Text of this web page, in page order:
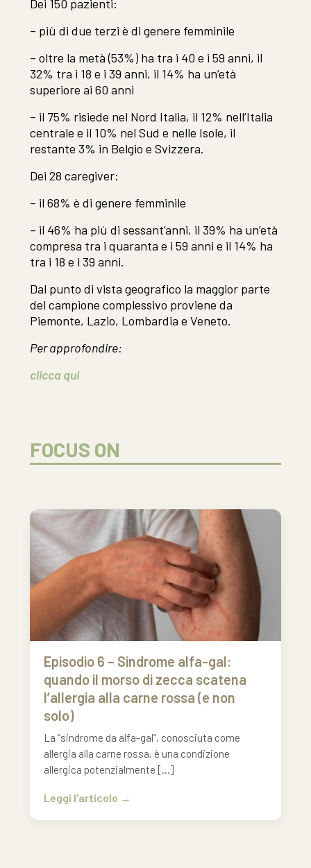
Dei 150 pazienti:
– più di due terzi è di genere femminile
– oltre la metà (53%) ha tra i 40 e i 59 anni, il
32% tra i 18 e i 39 anni, il 14% ha un’età
superiore ai 60 anni
– il 75% risiede nel Nord Italia, il 12% nell’Italia
centrale e il 10% nel Sud e nelle Isole, il
restante 3% in Belgio e Svizzera.
Dei 28 caregiver:
– il 68% è di genere femminile
– il 46% ha più di sessant’anni, il 39% ha un’età
compresa tra i quaranta e i 59 anni e il 14% ha
tra i 18 e i 39 anni.
Dal punto di vista geografico la maggior parte
del campione complessivo proviene da
Piemonte, Lazio, Lombardia e Veneto.
Per approfondire:
clicca qui
FOCUS ON
Episodio 6 – Sindrome alfa-gal:
quando il morso di zecca scatena
l’allergia alla carne rossa (e non
solo)
La “sindrome da alfa-gal”, conosciuta come
allergia alla carne rossa, è una condizione
allergica potenzialmente […]
Leggi l'articolo